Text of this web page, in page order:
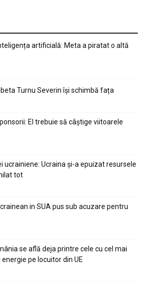
artificială: Meta a piratat o altă
Turnu Severin își schimbă fața
El trebuie să câștige viitoarele
ucrainiene: Ucraina și-a epuizat resursele
tot
in SUA pus sub acuzare pentru
se află deja printre cele cu cel mai
pe locuitor din UE